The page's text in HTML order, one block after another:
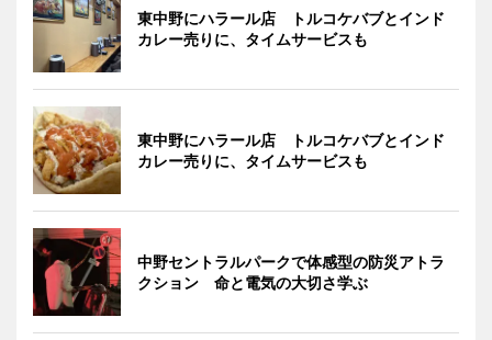
東中野にハラール店 トルコケバブとインド
カレー売りに、タイムサービスも
東中野にハラール店 トルコケバブとインド
カレー売りに、タイムサービスも
中野セントラルパークで体感型の防災アトラ
クション 命と電気の大切さ学ぶ